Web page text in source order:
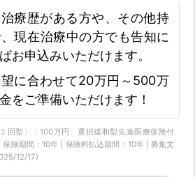
療歴がある方や、その他持
現在治療中の方でも告知に
お申込みいただけます。
に合わせて20万円～500万
をご準備いただけます！
回型〕：100万円 選択緩和型先進医療保険付
険期間：10年 | 保険料払込期間：10年 | 募集文
12/17)